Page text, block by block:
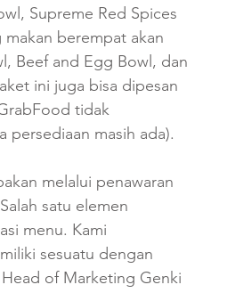
Supreme Red Spices
berempat akan
Beef and Egg Bowl, dan
ini juga bisa dipesan
tidak
persediaan masih ada).
melalui penawaran
satu elemen
menu. Kami
sesuatu dengan
of Marketing Genki